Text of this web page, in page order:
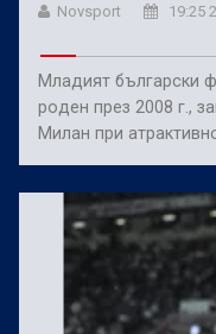
Novsport 19:25
Младият български
роден през 2008 г.,
Милан при